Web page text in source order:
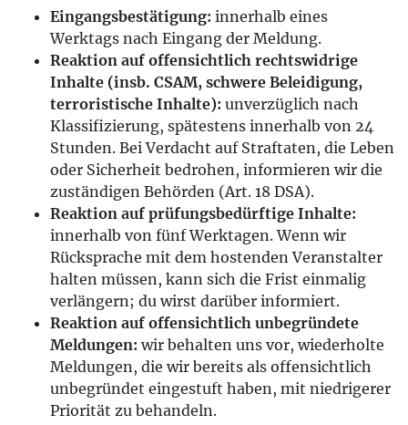
Eingangsbestätigung: innerhalb eines
Werktags nach Eingang der Meldung.
Reaktion auf offensichtlich rechtswidrige
Inhalte (insb. CSAM, schwere Beleidigung,
terroristische Inhalte): unverzüglich nach
Klassifizierung, spätestens innerhalb von 24
Stunden. Bei Verdacht auf Straftaten, die Leben
oder Sicherheit bedrohen, informieren wir die
zuständigen Behörden (Art. 18 DSA).
Reaktion auf prüfungsbedürftige Inhalte:
innerhalb von fünf Werktagen. Wenn wir
Rücksprache mit dem hostenden Veranstalter
halten müssen, kann sich die Frist einmalig
verlängern; du wirst darüber informiert.
Reaktion auf offensichtlich unbegründete
Meldungen: wir behalten uns vor, wiederholte
Meldungen, die wir bereits als offensichtlich
unbegründet eingestuft haben, mit niedrigerer
Priorität zu behandeln.